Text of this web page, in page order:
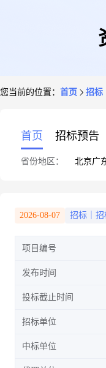
您当前的位置： 首页 招标
首页 招标预告
省份地区： 北京广
2026-08-07 招标｜
项目编号
发布时间
投标截止时间
招标单位
中标单位